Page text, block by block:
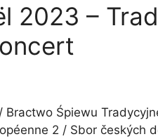
2023 –
Śpiewu
2 / Sbor českých